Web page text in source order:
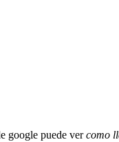
google puede vercomo